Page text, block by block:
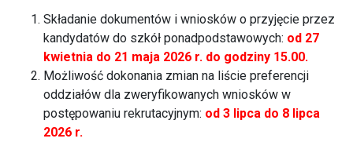
Składanie dokumentów i wniosków o przyjęcie przez
kandydatów do szkół ponadpodstawowych: od 27
kwietnia do 21 maja 2026 r. do godziny 15.00.
Możliwość dokonania zmian na liście preferencji
oddziałów dla zweryfikowanych wniosków w
postępowaniu rekrutacyjnym: od 3 lipca do 8 lipca
2026 r.